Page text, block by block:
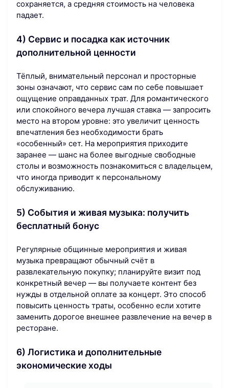
сохраняется, а средняя стоимость на человека
падает.
4) Сервис и посадка как источник
дополнительной ценности
Тёплый, внимательный персонал и просторные
зоны означают, что сервис сам по себе повышает
ощущение оправданных трат. Для романтического
или спокойного вечера лучшая ставка — запросить
место на втором уровне: это увеличит ценность
впечатления без необходимости брать
«особенный» сет. На мероприятия приходите
заранее — шанс на более выгодные свободные
столы и возможность познакомиться с владельцем,
что иногда приводит к персональному
обслуживанию.
5) События и живая музыка: получить
бесплатный бонус
Регулярные общинные мероприятия и живая
музыка превращают обычный счёт в
развлекательную покупку; планируйте визит под
конкретный вечер — вы получаете контент без
нужды в отдельной оплате за концерт. Это способ
повысить ценность траты, особенно если хотите
заменить дорогое внешнее развлечение на вечер в
ресторане.
6) Логистика и дополнительные
экономические ходы